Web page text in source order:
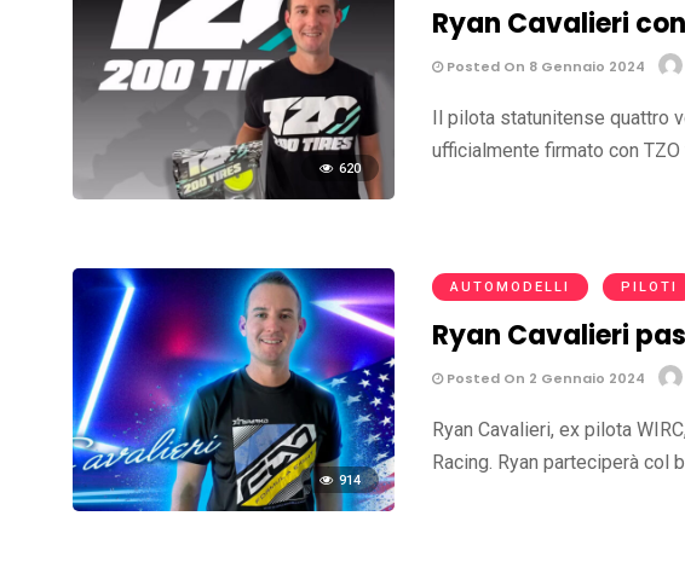
620
Ryan Cavalieri
Posted On 8 Gennaio 2024
Il pilota statunitense quattro
ufficialmente firmato con
914
AUTOMODELLI PILOTI
Ryan Cavalieri
Posted On 2 Gennaio 2024
Ryan Cavalieri, ex pilota
Racing. Ryan parteciperà col